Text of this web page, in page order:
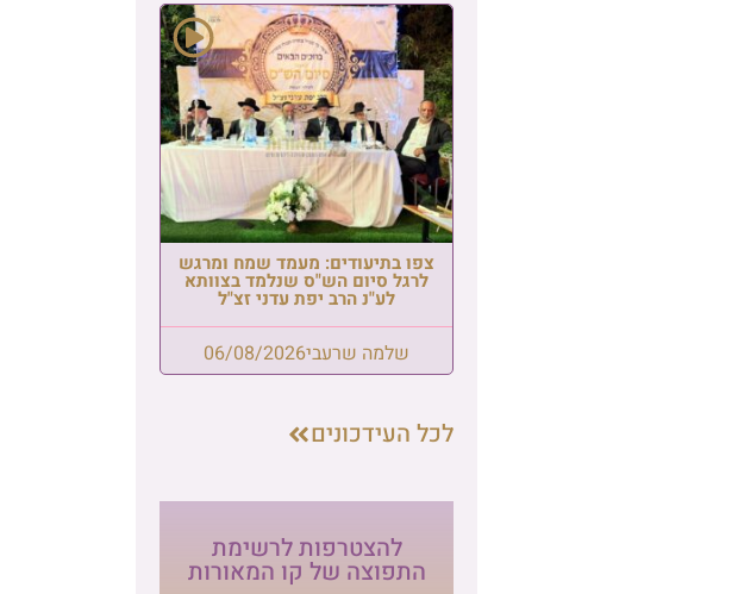
צפו בתיעודים: מעמד שמח ומרגש
לרגל סיום הש"ס שנלמד בצוותא
לע"נ הרב יפת עדני זצ"ל
שלמה שרעבי06/08/2026
לכל העידכונים
להצטרפות לרשימת
התפוצה של קו המאורות